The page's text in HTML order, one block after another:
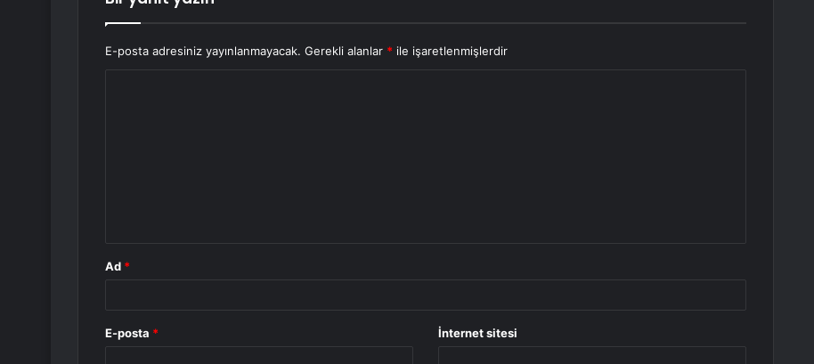
E-posta adresiniz yayınlanmayacak. Gerekli alanlar * ile işaretlenmişlerdir
Ad *
E-posta * İnternet sitesi